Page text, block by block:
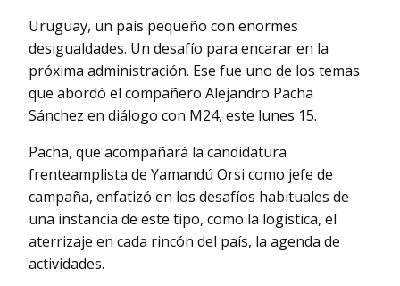
Uruguay, un país pequeño con enormes
desigualdades. Un desafío para encarar en la
próxima administración. Ese fue uno de los temas
que abordó el compañero Alejandro Pacha
Sánchez en diálogo con M24, este lunes 15.
Pacha, que acompañará la candidatura
frenteamplista de Yamandú Orsi como jefe de
campaña, enfatizó en los desafíos habituales de
una instancia de este tipo, como la logística, el
aterrizaje en cada rincón del país, la agenda de
actividades.